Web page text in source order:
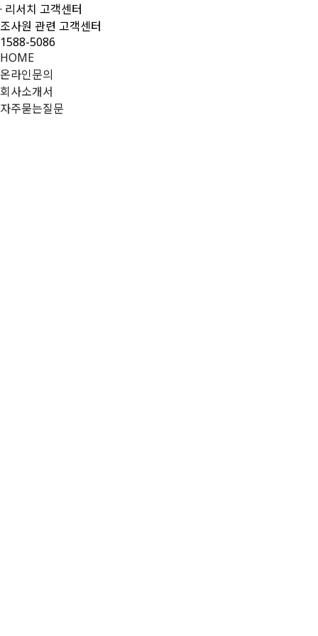
· 리서치 고객센터
조사원 관련 고객센터
1588-5086
HOME
온라인문의
회사소개서
자주묻는질문